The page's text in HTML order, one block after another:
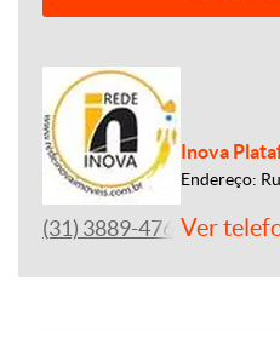
Inova
Endereço:
(31) 3889-4765Ver